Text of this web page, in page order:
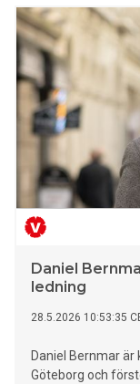
genomförts. Priset
finalister,
(Nederländerna)
vardera 150 000
Daniel
ledning
28.5.2026 10:53:35
Daniel Bernmar
Göteborg och